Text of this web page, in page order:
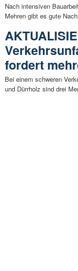
Nach intensiven
Mehren gibt es gute
fordert
Bei einem schweren
und Dürrholz sind drei